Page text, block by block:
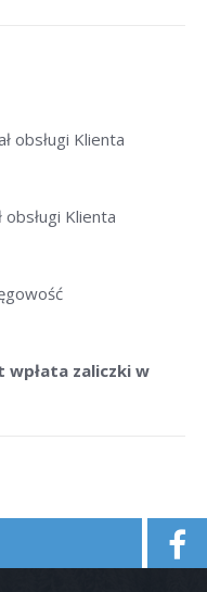
obsługi Klienta
obsługi Klienta
zaliczki w